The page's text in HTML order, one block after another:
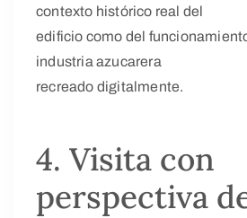
contexto histórico real del
edificio como del
industria azucarera
recreado digitalmente.
4. Visita con
perspectiva